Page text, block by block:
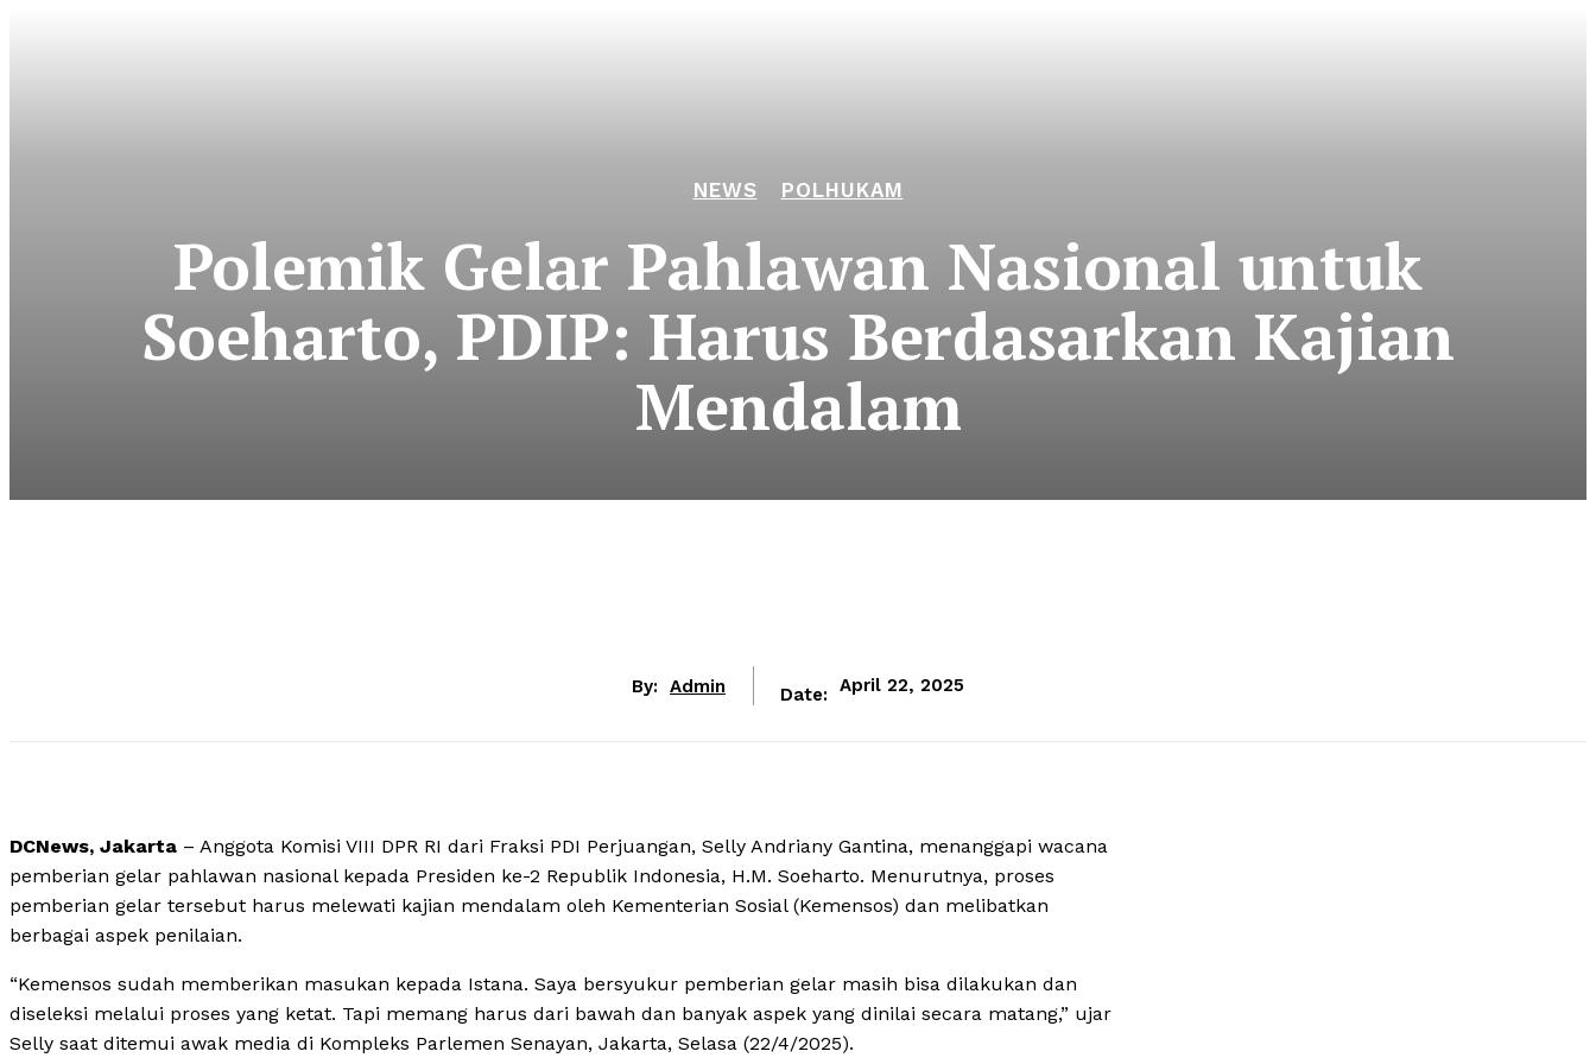
NEWS POLHUKAM
Polemik Gelar Pahlawan Nasional untuk
Soeharto, PDIP: Harus Berdasarkan Kajian
Mendalam
By: Admin Date: April 22, 2025
DCNews, Jakarta – Anggota Komisi VIII DPR RI dari Fraksi PDI Perjuangan, Selly Andriany Gantina, menanggapi wacana
pemberian gelar pahlawan nasional kepada Presiden ke-2 Republik Indonesia, H.M. Soeharto. Menurutnya, proses
pemberian gelar tersebut harus melewati kajian mendalam oleh Kementerian Sosial (Kemensos) dan melibatkan
berbagai aspek penilaian.
“Kemensos sudah memberikan masukan kepada Istana. Saya bersyukur pemberian gelar masih bisa dilakukan dan
diseleksi melalui proses yang ketat. Tapi memang harus dari bawah dan banyak aspek yang dinilai secara matang,” ujar
Selly saat ditemui awak media di Kompleks Parlemen Senayan, Jakarta, Selasa (22/4/2025).